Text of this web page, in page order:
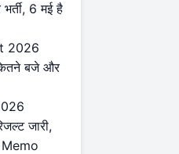
6 मई है
2026
बजे और
जारी,